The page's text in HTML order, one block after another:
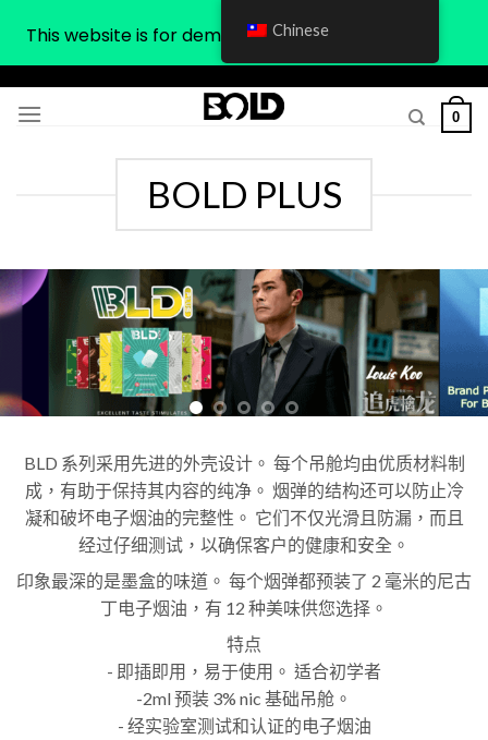
0
BOLD PLUS
BLD 系列采用先进的外壳设计。 每个吊舱均由优质材料制
成，有助于保持其内容的纯净。 烟弹的结构还可以防止冷
凝和破坏电子烟油的完整性。 它们不仅光滑且防漏，而且
经过仔细测试，以确保客户的健康和安全。
印象最深的是墨盒的味道。 每个烟弹都预装了 2 毫米的尼古
丁电子烟油，有 12 种美味供您选择。
特点
- 即插即用，易于使用。 适合初学者
-2ml 预装 3% nic 基础吊舱。
- 经实验室测试和认证的电子烟油
This website is for demonstration purposes only
Chinese